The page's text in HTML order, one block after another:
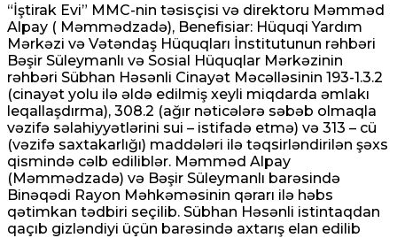
“İştirak Evi” MMC-nin təsisçisi və direktoru Məmməd
Alpay ( Məmmədzadə), Benefisiar: Hüquqi Yardım
Mərkəzi və Vətəndaş Hüquqları İnstitutunun rəhbəri
Bəşir Süleymanlı və Sosial Hüquqlar Mərkəzinin
rəhbəri Sübhan Həsənli Cinayət Məcəlləsinin 193-1.3.2
(cinayət yolu ilə əldə edilmiş xeyli miqdarda əmlakı
leqallaşdırma), 308.2 (ağır nəticələrə səbəb olmaqla
vəzifə səlahiyyətlərini sui – istifadə etmə) və 313 – cü
(vəzifə saxtakarlığı) maddələri ilə təqsirləndirilən şəxs
qismində cəlb ediliblər. Məmməd Alpay
(Məmmədzadə) və Bəşir Süleymanlı barəsində
Binəqədi Rayon Məhkəməsinin qərarı ilə həbs
qətimkan tədbiri seçilib. Sübhan Həsənli istintaqdan
qaçıb gizləndiyi üçün barəsində axtarış elan edilib